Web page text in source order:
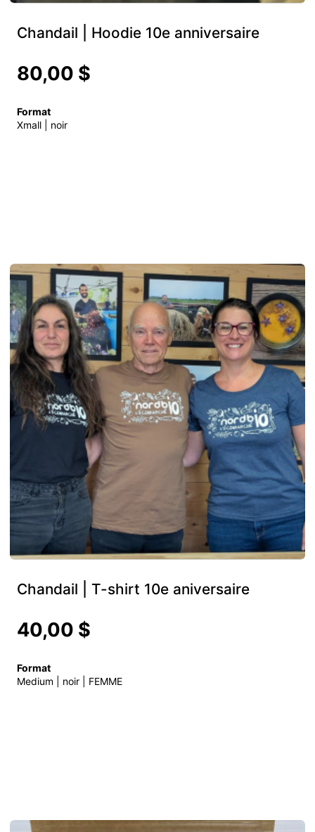
Chandail | Hoodie 10e anniversaire
80,00 $
Format
Xmall | noir
Chandail | T-shirt 10e aniversaire
40,00 $
Format
Medium | noir | FEMME